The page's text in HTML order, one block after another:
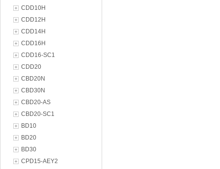
CDD10H
CDD12H
CDD14H
CDD16H
CDD16-SC1
CDD20
CBD20N
CBD30N
CBD20-AS
CBD20-SC1
BD10
BD20
BD30
CPD15-AEY2